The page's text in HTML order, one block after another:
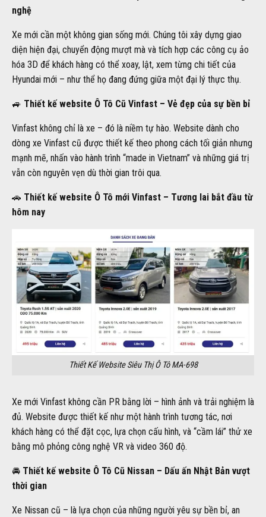
nghệ
Xe mới cần một không gian sống mới. Chúng tôi xây dựng giao
diện hiện đại, chuyển động mượt mà và tích hợp các công cụ ảo
hóa 3D để khách hàng có thể xoay, lật, xem từng chi tiết của
Hyundai mới – như thể họ đang đứng giữa một đại lý thực thụ.
🚙 Thiết kế website Ô Tô Cũ Vinfast – Vẻ đẹp của sự bền bỉ
Vinfast không chỉ là xe – đó là niềm tự hào. Website dành cho
dòng xe Vinfast cũ được thiết kế theo phong cách tối giản nhưng
mạnh mẽ, nhấn vào hành trình “made in Vietnam” và những giá trị
vẫn còn nguyên vẹn dù thời gian trôi qua.
🚗 Thiết kế website Ô Tô mới Vinfast – Tương lai bắt đầu từ
hôm nay
Thiết Kế Website Siêu Thị Ô Tô MA-698
Xe mới Vinfast không cần PR bằng lời – hình ảnh và trải nghiệm là
đủ. Website được thiết kế như một hành trình tương tác, nơi
khách hàng có thể đặt cọc, lựa chọn cấu hình, và “cầm lái” thử xe
bằng mô phỏng công nghệ VR và video 360 độ.
🚘 Thiết kế website Ô Tô Cũ Nissan – Dấu ấn Nhật Bản vượt
thời gian
Xe Nissan cũ – là lựa chọn của những người yêu sự bền bỉ, an